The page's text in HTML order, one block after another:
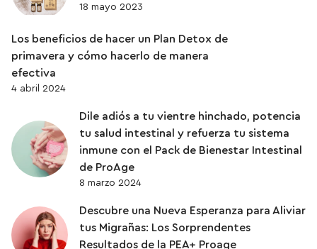
18 mayo 2023
Los beneficios de hacer un Plan Detox de
primavera y cómo hacerlo de manera
efectiva
4 abril 2024
Dile adiós a tu vientre hinchado, potencia
tu salud intestinal y refuerza tu sistema
inmune con el Pack de Bienestar Intestinal
de ProAge
8 marzo 2024
Descubre una Nueva Esperanza para Aliviar
tus Migrañas: Los Sorprendentes
Resultados de la PEA+ Proage